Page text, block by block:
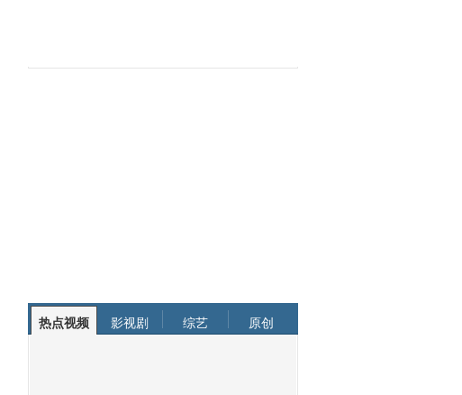
热点视频 影视剧 综艺 原创